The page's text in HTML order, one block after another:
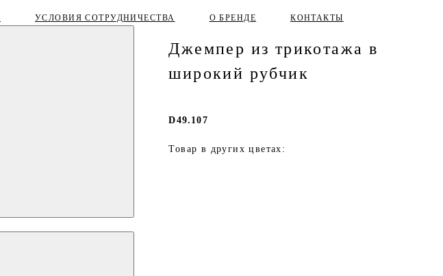
УСЛОВИЯ СОТРУДНИЧЕСТВА О БРЕНДЕ КОНТАКТЫ
Джемпер из трикотажа в
широкий рубчик
D49.107
Товар в других цветах: